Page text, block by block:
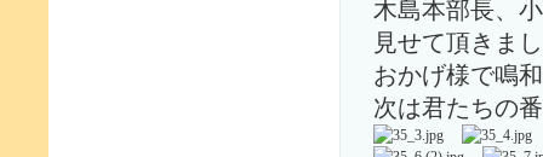
木島本部長、
見せて頂きま
おかげ様で鳴
次は君たちの